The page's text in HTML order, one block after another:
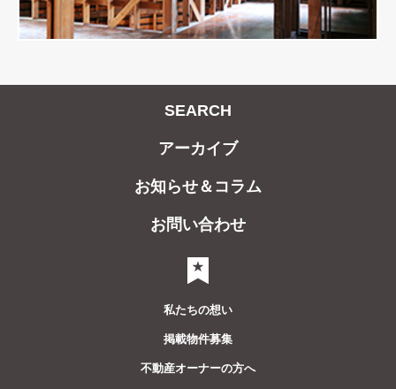
SEARCH
アーカイブ
お知らせ＆コラム
お問い合わせ
私たちの想い
掲載物件募集
不動産オーナーの方へ